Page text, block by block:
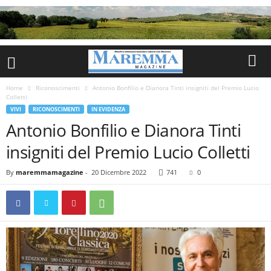
Home Riconoscimenti
Antonio Bonfilio e Dianora Tinti insigniti del Premio Lucio
Colletti
VIVI RICONOSCIMENTI IN EVIDENZA
Antonio Bonfilio e Dianora Tinti
insigniti del Premio Lucio Colletti
By maremmamagazine - 20 Dicembre 2022 741 0